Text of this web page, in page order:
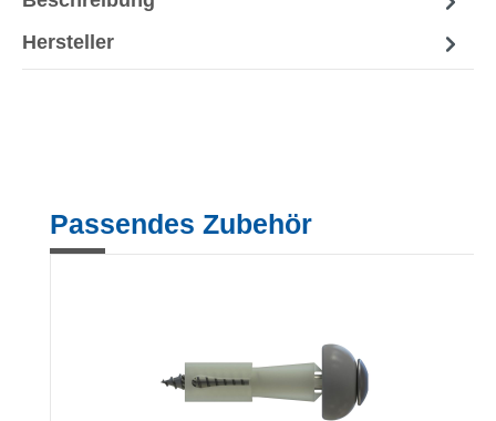
Hersteller
Produktgalerie überspringen
Passendes Zubehör